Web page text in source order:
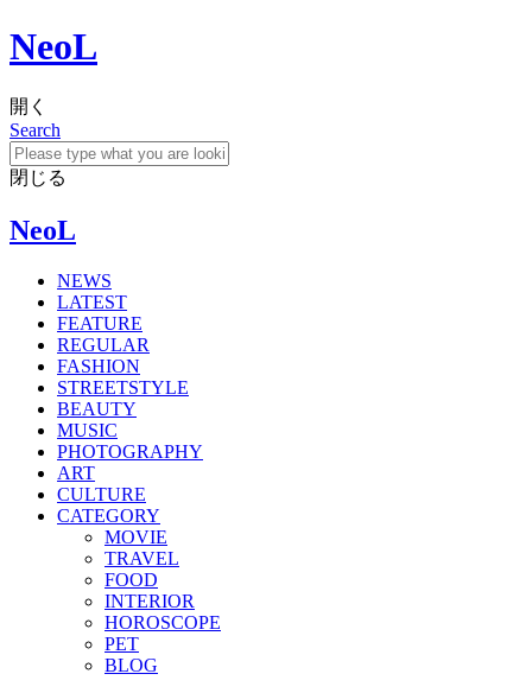
NeoL
開く
Search
閉じる
NeoL
NEWS
LATEST
FEATURE
REGULAR
FASHION
STREETSTYLE
BEAUTY
MUSIC
PHOTOGRAPHY
ART
CULTURE
CATEGORY
MOVIE
TRAVEL
FOOD
INTERIOR
HOROSCOPE
PET
BLOG